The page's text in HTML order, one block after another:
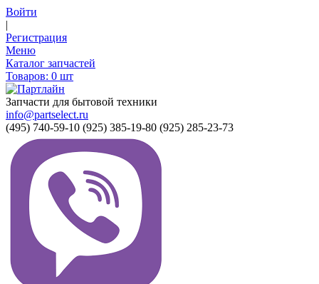
Войти
|
Регистрация
Меню
Каталог запчастей
Товаров: 0 шт
Запчасти для бытовой техники
info@partselect.ru
(495) 740-59-10 (925) 385-19-80 (925) 285-23-73